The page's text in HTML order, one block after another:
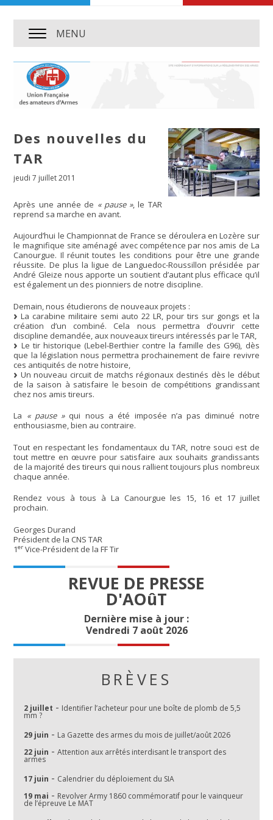
MENU
Des nouvelles du
TAR
jeudi 7 juillet 2011
Après une année de « pause », le TAR
reprend sa marche en avant.
Aujourd’hui le Championnat de France se déroulera en Lozère sur
le magnifique site aménagé avec compétence par nos amis de La
Canourgue. Il réunit toutes les conditions pour être une grande
réussite. De plus la ligue de Languedoc-Roussillon présidée par
André Gleize nous apporte un soutient d’autant plus efficace qu’il
est également un des pionniers de notre discipline.
Demain, nous étudierons de nouveaux projets :
La carabine militaire semi auto 22 LR, pour tirs sur gongs et la
création d’un combiné. Cela nous permettra d’ouvrir cette
discipline demandée, aux nouveaux tireurs intéressés par le TAR,
Le tir historique (Lebel-Berthier contre la famille des G96), dès
que la législation nous permettra prochainement de faire revivre
ces antiquités de notre histoire,
Un nouveau circuit de matchs régionaux destinés dès le début
de la saison à satisfaire le besoin de compétitions grandissant
chez nos amis tireurs.
La « pause »qui nous a été imposée n’a pas diminué notre
enthousiasme, bien au contraire.
Tout en respectant les fondamentaux du TAR, notre souci est de
tout mettre en œuvre pour satisfaire aux souhaits grandissants
de la majorité des tireurs qui nous rallient toujours plus nombreux
chaque année.
Rendez vous à tous à La Canourgue les 15, 16 et 17 juillet
prochain.
Georges Durand
Président de la CNS TAR
1er Vice-Président de la FF Tir
REVUE DE PRESSE
D'AOûT
Dernière mise à jour :
Vendredi 7 août 2026
BRÈVES
2 juillet - Identifier l’acheteur pour une boîte de plomb de 5,5
mm ?
29 juin - La Gazette des armes du mois de juillet/août 2026
22 juin -Attention aux arrêtés interdisant le transport des
armes
17 juin - Calendrier du déploiement du SIA
19 mai - Revolver Army 1860 commémoratif pour le vainqueur
de l’épreuve Le MAT